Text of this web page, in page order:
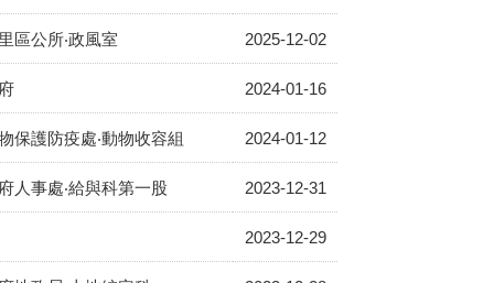
區公所‧政風室 2025-12-02
2024-01-16
保護防疫處‧動物收容組 2024-01-12
人事處‧給與科第一股 2023-12-31
2023-12-29